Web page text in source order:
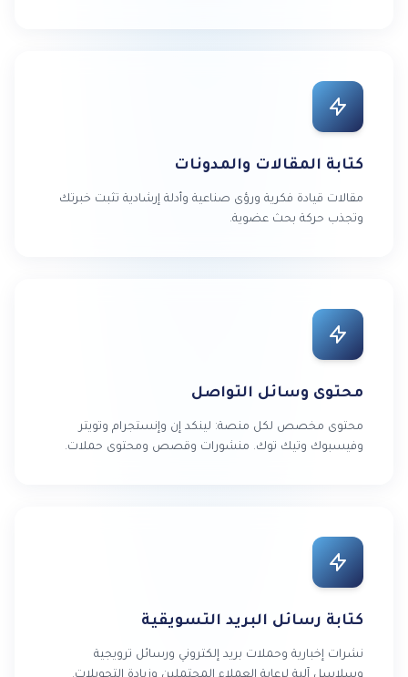
كتابة المقالات والمدونات
مقالات قيادة فكرية ورؤى صناعية وأدلة إرشادية تثبت خبرتك
وتجذب حركة بحث عضوية.
محتوى وسائل التواصل
محتوى مخصص لكل منصة: لينكد إن وإنستجرام وتويتر
وفيسبوك وتيك توك. منشورات وقصص ومحتوى حملات.
كتابة رسائل البريد التسويقية
نشرات إخبارية وحملات بريد إلكتروني ورسائل ترويجية
وسلاسل آلية لرعاية العملاء المحتملين وزيادة التحويلات.